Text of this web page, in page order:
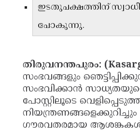
ഇടതുപക്ഷത്തിന്
പോകുന്നു.
തിരുവനന്തപുരം:
സംഭവങ്ങളും
സംഭവിക്കാൻ
പോസ്റ്റിലൂടെ
ഗൗരവതരമായ ആശങ്കകൾ